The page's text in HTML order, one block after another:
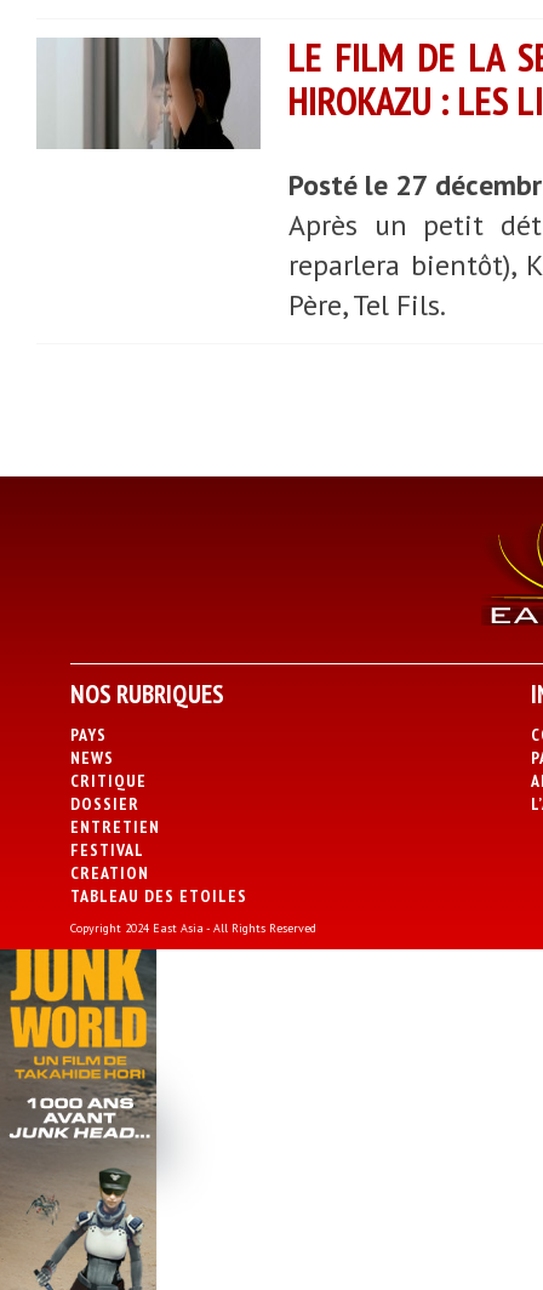
LE FILM DE LA
HIROKAZU : LES
Posté le 27
Après un petit
reparlera bientôt),
Père, Tel Fils.
NOS RUBRIQUES
PAYS
NEWS
CRITIQUE
DOSSIER
ENTRETIEN
FESTIVAL
CREATION
TABLEAU DES ETOILES
Copyright 2024 East Asia - All Rights Reserved